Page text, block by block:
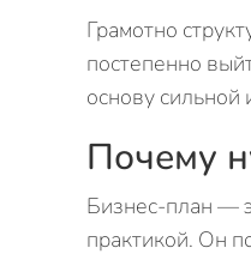
Грамотно
постепенно
основу сильной
Почему
Бизнес-план —
практикой. Он